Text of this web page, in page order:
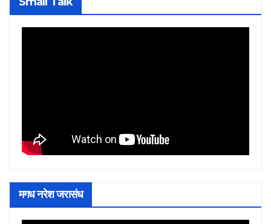
मगध नरेश जरासंध